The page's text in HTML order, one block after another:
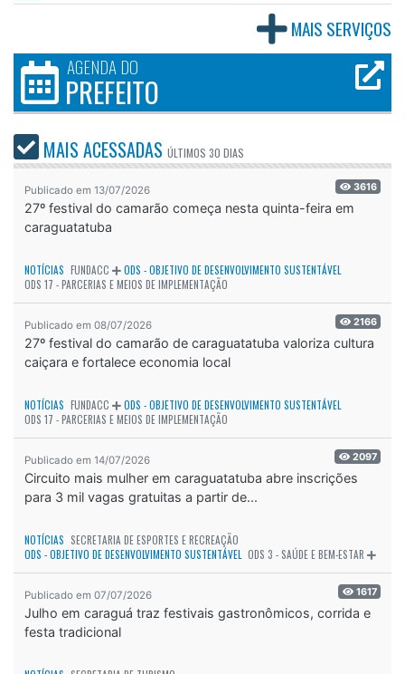
MAIS SERVIÇOS
AGENDA DO
PREFEITO
MAIS ACESSADAS ÚLTIMOS 30 DIAS
Publicado em 13/07/2026 3616
27º festival do camarão começa nesta quinta-feira em
caraguatatuba
NOTÍCIAS FUNDACC
ODS - OBJETIVO DE DESENVOLVIMENTO SUSTENTÁVEL
ODS 17 - PARCERIAS E MEIOS DE IMPLEMENTAÇÃO
Publicado em 08/07/2026 2166
27º festival do camarão de caraguatatuba valoriza cultura
caiçara e fortalece economia local
NOTÍCIAS FUNDACC
ODS - OBJETIVO DE DESENVOLVIMENTO SUSTENTÁVEL
ODS 17 - PARCERIAS E MEIOS DE IMPLEMENTAÇÃO
Publicado em 14/07/2026 2097
Circuito mais mulher em caraguatatuba abre inscrições
para 3 mil vagas gratuitas a partir de...
NOTÍCIAS SECRETARIA DE ESPORTES E RECREAÇÃO
ODS - OBJETIVO DE DESENVOLVIMENTO SUSTENTÁVEL ODS 3 - SAÚDE E BEM-ESTAR
Publicado em 07/07/2026 1617
Julho em caraguá traz festivais gastronômicos, corrida e
festa tradicional